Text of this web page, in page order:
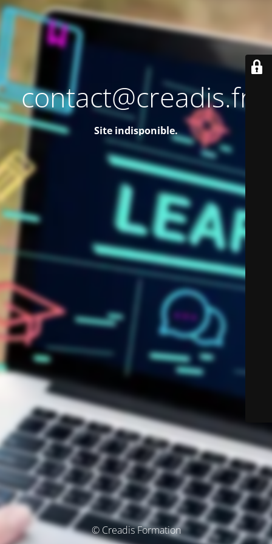
contact@creadis.fr
Site indisponible.
© Creadis Formation